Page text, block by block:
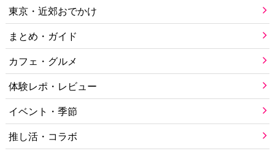
東京・近郊おでかけ
まとめ・ガイド
カフェ・グルメ
体験レポ・レビュー
イベント・季節
推し活・コラボ